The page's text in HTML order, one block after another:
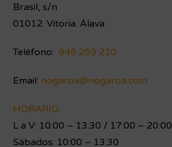
Brasil, s/n
01012. Vitoria. Álava
Teléfono: 945 259 210
Email: nogaroa@nogaroa.com
HORARIO
L a V: 10:00 – 13:30 / 17:00 – 20:00
Sábados: 10:00 – 13:30